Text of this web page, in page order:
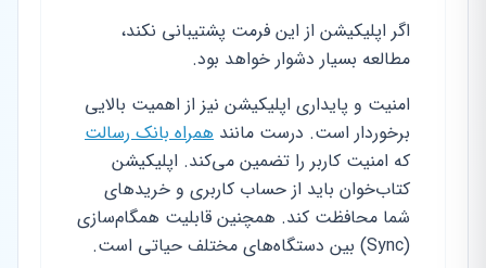
اگر اپلیکیشن از این فرمت پشتیبانی نکند،
مطالعه بسیار دشوار خواهد بود.
امنیت و پایداری اپلیکیشن نیز از اهمیت بالایی
برخوردار است. درست مانند همراه بانک رسالت
که امنیت کاربر را تضمین می‌کند. اپلیکیشن
کتاب‌خوان باید از حساب کاربری و خریدهای
شما محافظت کند. همچنین قابلیت همگام‌سازی
(Sync) بین دستگاه‌های مختلف حیاتی است.